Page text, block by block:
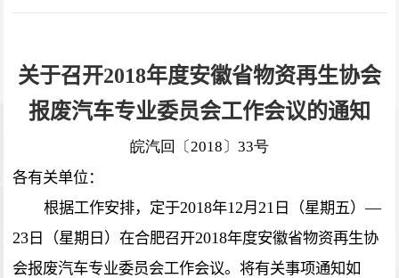
关于召开2018年度安徽省物资再生协会
报废汽车专业委员会工作会议的通知
皖汽回〔2018〕33号
各有关单位：
根据工作安排，定于2018年12月21 日（星期五）—
23 日（星期日）在合肥召开2018年度安徽省物资再生协
会报废汽车专业委员会工作会议。将有关事项通知如